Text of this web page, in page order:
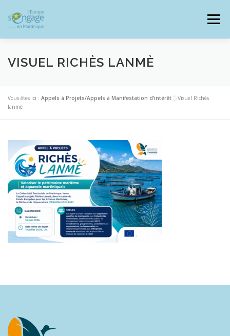
contenu
Menu
PROGRAMMES J’AI UN PROJET
RESSOURCES DOCUMENTAIRES ZOOM EUROPE
SIGNALER UNE FRAUDE
VISUEL RICHÈS LANMÈ
Vous êtes ici : Appels à Projets/Appels à Manifestation d’intérêt >Visuel Richès
lanmè